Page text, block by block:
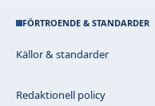
FÖRTROENDE & STANDARDER
Källor & standarder
Redaktionell policy